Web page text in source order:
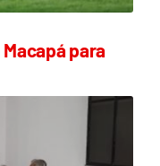
para